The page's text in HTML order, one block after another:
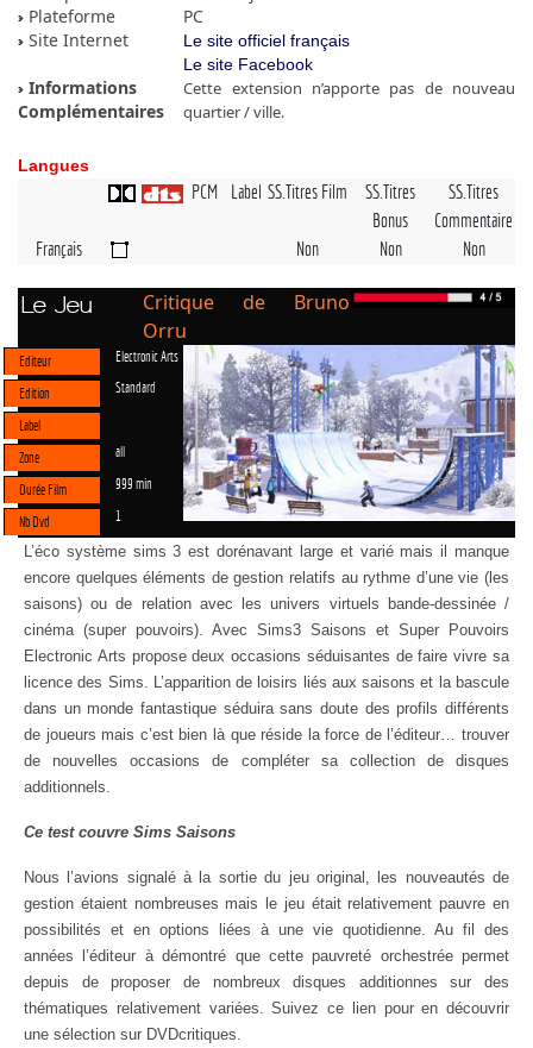
Plateforme
PC
Site Internet
Le site officiel français
Le site Facebook
Informations
Complémentaires
Cette extension n’apporte pas de nouveau
quartier / ville.
Langues
PCM Label SS.Titres Film
SS.Titres
Bonus
SS.Titres
Commentaire
Français
Non Non Non
Le Jeu
Critique de Bruno
Orru
Editeur Electronic Arts
Edition Standard
Label
Zone
all
Durée Film 999 min
Nb Dvd 1
L’éco système sims 3 est dorénavant large et varié mais il manque
encore quelques éléments de gestion relatifs au rythme d’une vie (les
saisons) ou de relation avec les univers virtuels bande-dessinée /
cinéma (super pouvoirs). Avec Sims3 Saisons et Super Pouvoirs
Electronic Arts propose deux occasions séduisantes de faire vivre sa
licence des Sims. L’apparition de loisirs liés aux saisons et la bascule
dans un monde fantastique séduira sans doute des profils différents
de joueurs mais c’est bien là que réside la force de l’éditeur… trouver
de nouvelles occasions de compléter sa collection de disques
additionnels.
Ce test couvre Sims Saisons
Nous l’avions signalé à la sortie du jeu original, les nouveautés de
gestion étaient nombreuses mais le jeu était relativement pauvre en
possibilités et en options liées à une vie quotidienne. Au fil des
années l’éditeur à démontré que cette pauvreté orchestrée permet
depuis de proposer de nombreux disques additionnes sur des
thématiques relativement variées. Suivez ce lien pour en découvrir
une sélection sur DVDcritiques.